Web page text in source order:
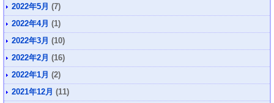
2022年5月 (7)
2022年4月 (1)
2022年3月 (10)
2022年2月 (16)
2022年1月 (2)
2021年12月 (11)